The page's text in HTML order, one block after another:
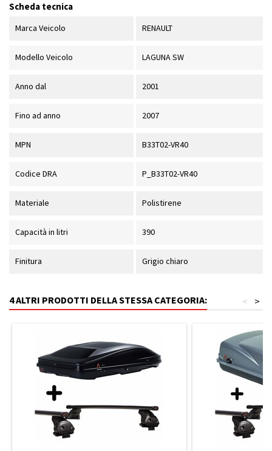
Scheda tecnica
Marca Veicolo RENAULT
Modello Veicolo LAGUNA SW
Anno dal 2001
Fino ad anno 2007
MPN B33T02-VR40
Codice DRA P_B33T02-VR40
Materiale Polistirene
Capacità in litri 390
Finitura Grigio chiaro
4 ALTRI PRODOTTI DELLA STESSA CATEGORIA: >
<